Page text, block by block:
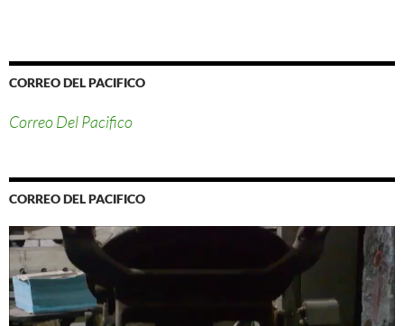
CORREO DEL PACIFICO
Correo Del Pacifico
CORREO DEL PACIFICO